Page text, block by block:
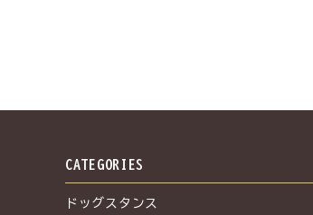
CATEGORIES
ドッグスタンス